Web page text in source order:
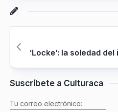
‘Locke’: la soledad
Suscríbete a Culturaca
Tu correo electrónico: